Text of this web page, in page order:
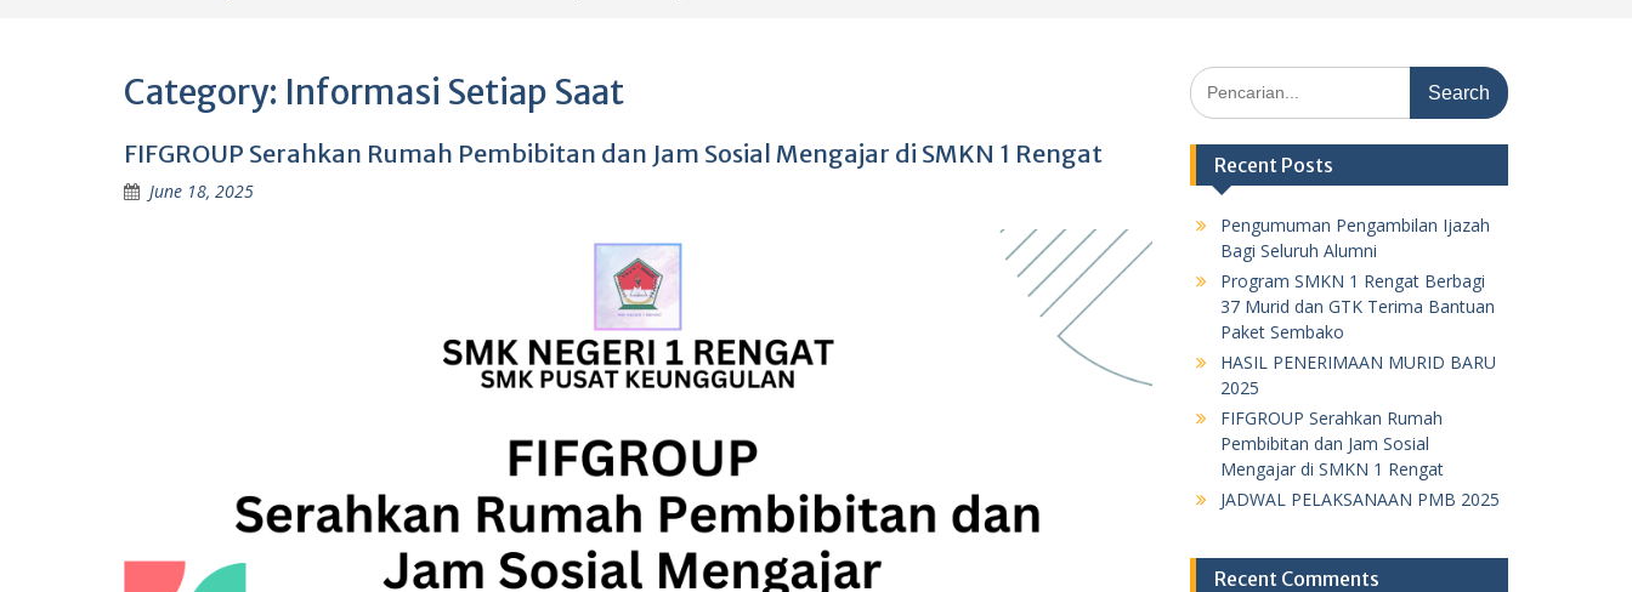
Category: Informasi Setiap Saat
FIFGROUP Serahkan Rumah Pembibitan dan Jam Sosial Mengajar di SMKN 1 Rengat
June 18, 2025
Search
for:
Recent Posts
Pengumuman Pengambilan Ijazah
Bagi Seluruh Alumni
Program SMKN 1 Rengat Berbagi
37 Murid dan GTK Terima Bantuan
Paket Sembako
HASIL PENERIMAAN MURID BARU
2025
FIFGROUP Serahkan Rumah
Pembibitan dan Jam Sosial
Mengajar di SMKN 1 Rengat
JADWAL PELAKSANAAN PMB 2025
Recent Comments